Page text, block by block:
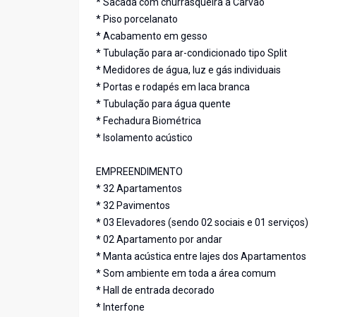
* Sacada com churrasqueira a Carvão
* Piso porcelanato
* Acabamento em gesso
* Tubulação para ar-condicionado tipo Split
* Medidores de água, luz e gás individuais
* Portas e rodapés em laca branca
* Tubulação para água quente
* Fechadura Biométrica
* Isolamento acústico
EMPREENDIMENTO
* 32 Apartamentos
* 32 Pavimentos
* 03 Elevadores (sendo 02 sociais e 01 serviços)
* 02 Apartamento por andar
* Manta acústica entre lajes dos Apartamentos
* Som ambiente em toda a área comum
* Hall de entrada decorado
* Interfone